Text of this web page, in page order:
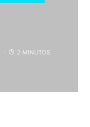
2 MINUTOS